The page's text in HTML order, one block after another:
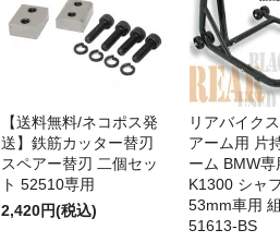
【送料無料/ネコポス発
送】鉄筋カッター替刃
スペアー替刃 二個セッ
ト 52510専用
2,420円(税込)
リアバイク
アーム用 片
ーム BMW
K1300 シャ
53mm車用
51613-BS